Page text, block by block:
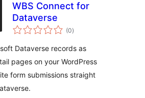
WBS Connect for
Dataverse
(0celkové
hodnocení
)
Dataverse records as
pages on your WordPress
form submissions straight